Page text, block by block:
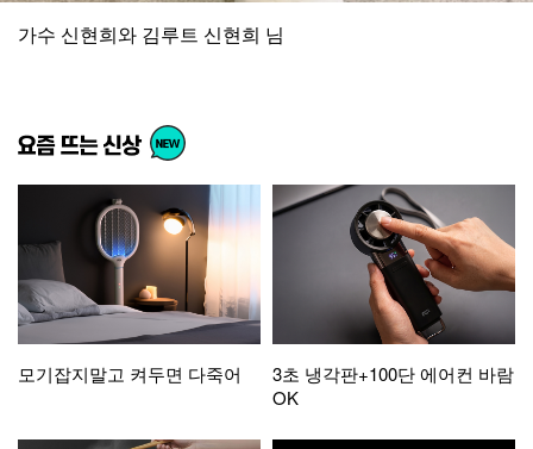
가수 신현희와 김루트 신현희 님
모기잡지말고 켜두면 다죽어
3초 냉각판+100단 에어컨 바람
OK